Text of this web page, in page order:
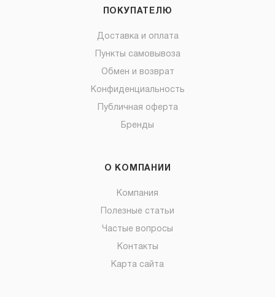
ПОКУПАТЕЛЮ
Доставка и оплата
Пункты самовывоза
Обмен и возврат
Конфиденциальность
Публичная оферта
Бренды
О КОМПАНИИ
Компания
Полезные статьи
Частые вопросы
Контакты
Карта сайта